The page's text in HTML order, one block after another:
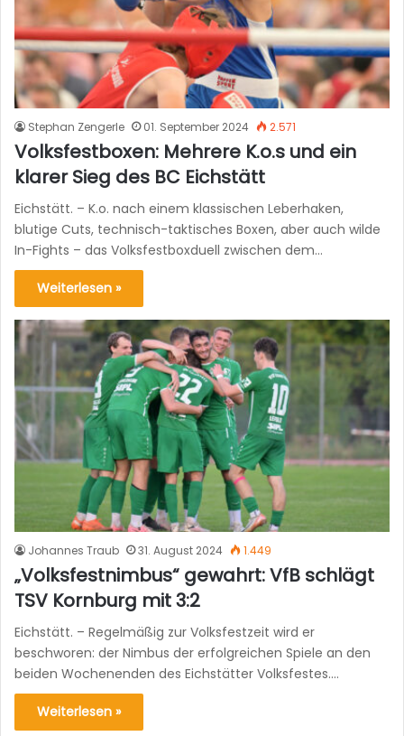
Stephan Zengerle 01. September 2024 2.571
Volksfestboxen: Mehrere K.o.s und ein
klarer Sieg des BC Eichstätt
Eichstätt. – K.o. nach einem klassischen Leberhaken,
blutige Cuts, technisch-taktisches Boxen, aber auch wilde
In-Fights – das Volksfestboxduell zwischen dem…
Weiterlesen »
Johannes Traub 31. August 2024 1.449
„Volksfestnimbus“ gewahrt: VfB schlägt
TSV Kornburg mit 3:2
Eichstätt. – Regelmäßig zur Volksfestzeit wird er
beschworen: der Nimbus der erfolgreichen Spiele an den
beiden Wochenenden des Eichstätter Volksfestes.…
Weiterlesen »